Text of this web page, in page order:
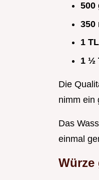
500
350
1 TL
1 ½
Die
nimm ein
Das
einmal
Würze